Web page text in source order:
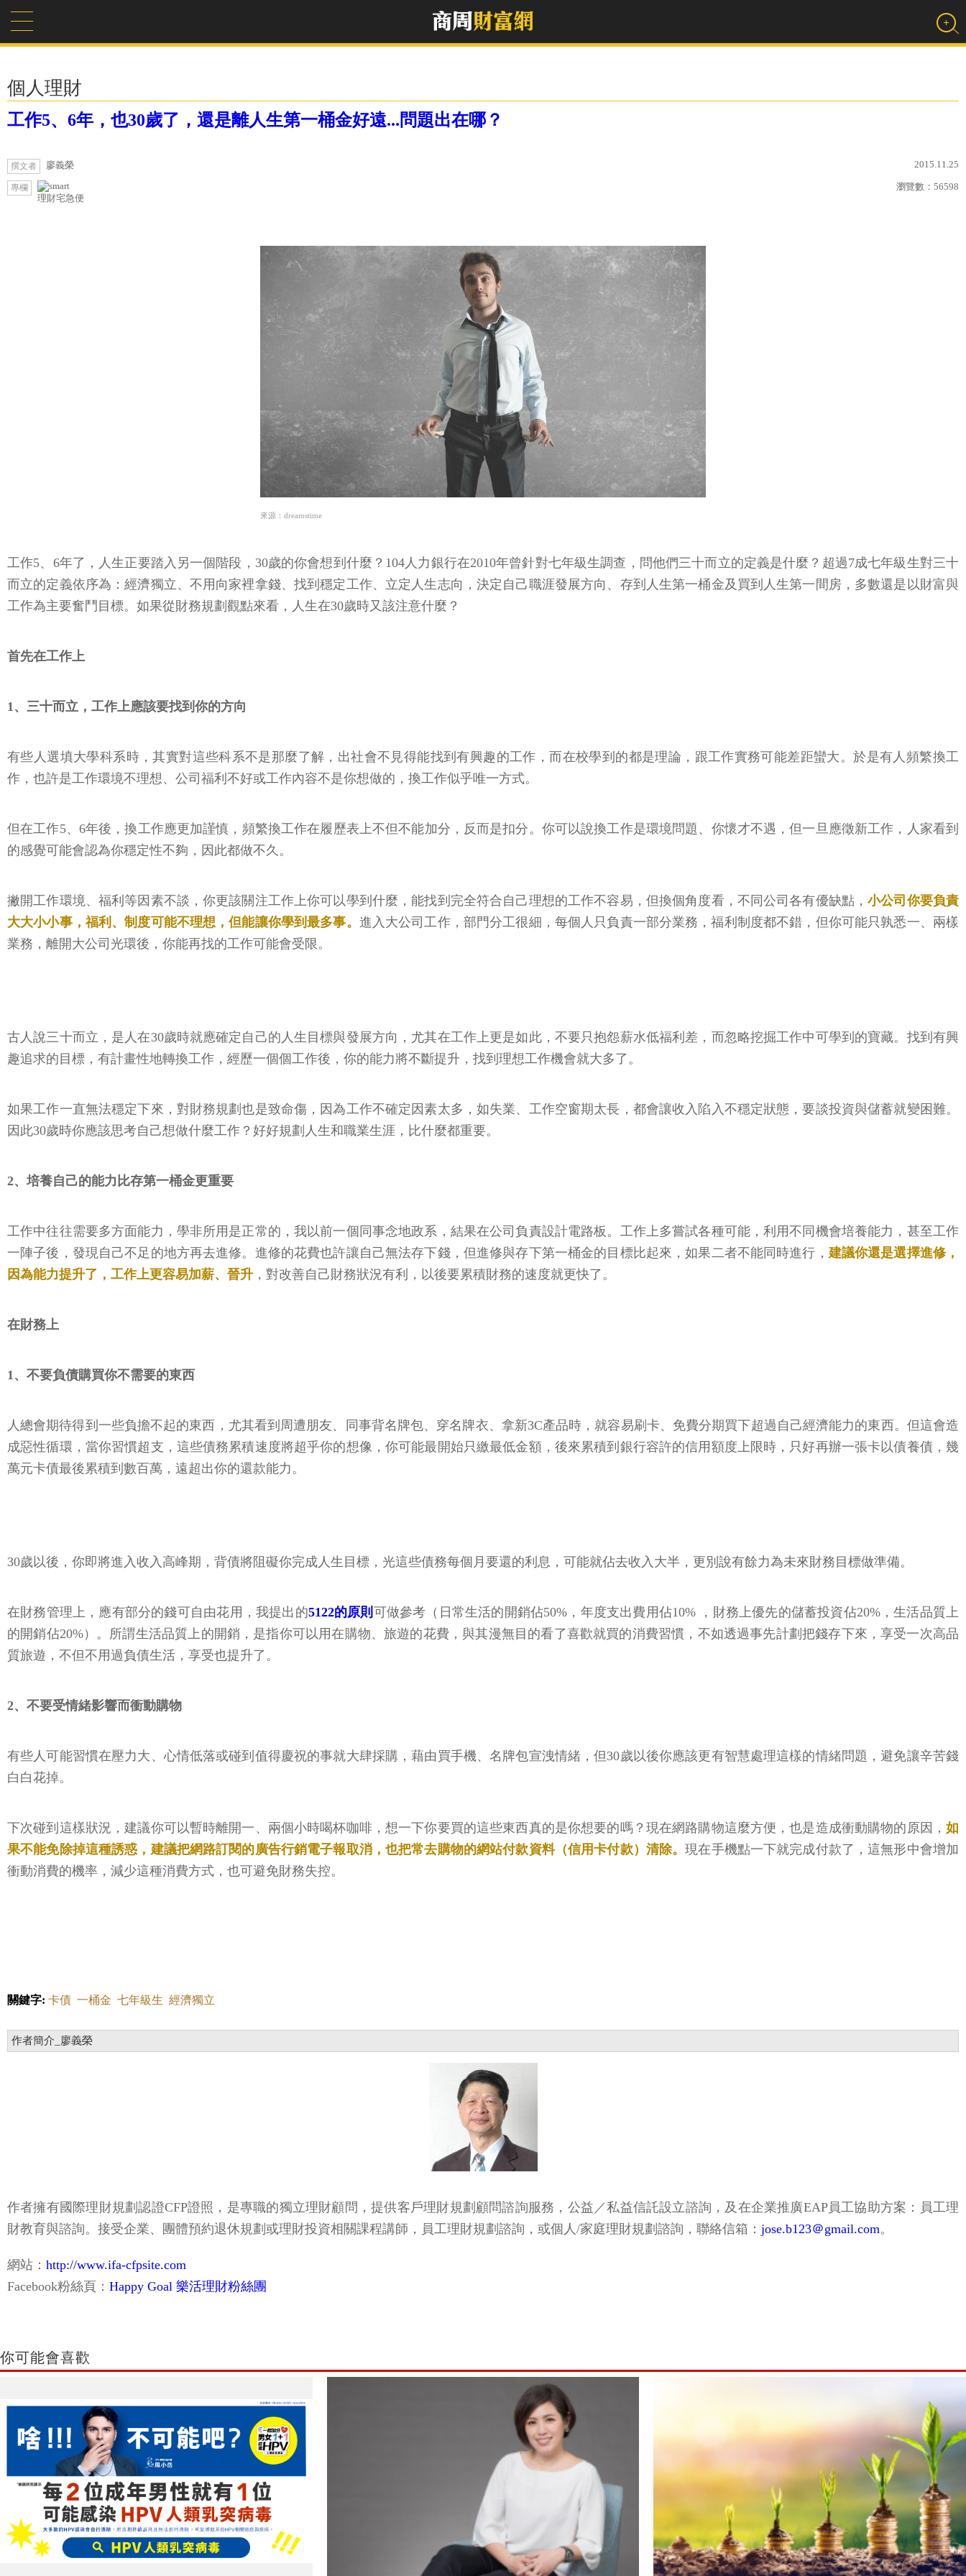
個人理財
工作5、6年，也30歲了，還是離人生第一桶金好遠...問題出在哪？
撰文者 廖義榮 2015.11.25
專欄
理財宅急便
瀏覽數： 56598
來源：dreamstime
工作5、6年了，人生正要踏入另一個階段，30歲的你會想到什麼？104人力銀行在2010年曾針對七年級生調查，問他們三十而立的定義是什麼？超過7成七年級生對三十
而立的定義依序為：經濟獨立、不用向家裡拿錢、找到穩定工作、立定人生志向，決定自己職涯發展方向、存到人生第一桶金及買到人生第一間房，多數還是以財富與
工作為主要奮鬥目標。如果從財務規劃觀點來看，人生在30歲時又該注意什麼？
首先在工作上
1、三十而立，工作上應該要找到你的方向
有些人選填大學科系時，其實對這些科系不是那麼了解，出社會不見得能找到有興趣的工作，而在校學到的都是理論，跟工作實務可能差距蠻大。於是有人頻繁換工
作，也許是工作環境不理想、公司福利不好或工作內容不是你想做的，換工作似乎唯一方式。
但在工作5、6年後，換工作應更加謹慎，頻繁換工作在履歷表上不但不能加分，反而是扣分。你可以說換工作是環境問題、你懷才不遇，但一旦應徵新工作，人家看到
的感覺可能會認為你穩定性不夠，因此都做不久。
撇開工作環境、福利等因素不談，你更該關注工作上你可以學到什麼，能找到完全符合自己理想的工作不容易，但換個角度看，不同公司各有優缺點，小公司你要負責
大大小小事，福利、制度可能不理想，但能讓你學到最多事。 進入大公司工作，部門分工很細，每個人只負責一部分業務，福利制度都不錯，但你可能只孰悉一、兩樣
業務，離開大公司光環後，你能再找的工作可能會受限。
古人說三十而立，是人在30歲時就應確定自己的人生目標與發展方向，尤其在工作上更是如此，不要只抱怨薪水低福利差，而忽略挖掘工作中可學到的寶藏。找到有興
趣追求的目標，有計畫性地轉換工作，經歷一個個工作後，你的能力將不斷提升，找到理想工作機會就大多了。
如果工作一直無法穩定下來，對財務規劃也是致命傷，因為工作不確定因素太多，如失業、工作空窗期太長，都會讓收入陷入不穩定狀態，要談投資與儲蓄就變困難。
因此30歲時你應該思考自己想做什麼工作？好好規劃人生和職業生涯，比什麼都重要。
2、培養自己的能力比存第一桶金更重要
工作中往往需要多方面能力，學非所用是正常的，我以前一個同事念地政系，結果在公司負責設計電路板。工作上多嘗試各種可能，利用不同機會培養能力，甚至工作
一陣子後，發現自己不足的地方再去進修。進修的花費也許讓自己無法存下錢，但進修與存下第一桶金的目標比起來，如果二者不能同時進行， 建議你還是選擇進修，
因為能力提升了，工作上更容易加薪、晉升 ，對改善自己財務狀況有利，以後要累積財務的速度就更快了。
在財務上
1、不要負債購買你不需要的東西
人總會期待得到一些負擔不起的東西，尤其看到周遭朋友、同事背名牌包、穿名牌衣、拿新3C產品時，就容易刷卡、免費分期買下超過自己經濟能力的東西。但這會造
成惡性循環，當你習慣超支，這些債務累積速度將超乎你的想像，你可能最開始只繳最低金額，後來累積到銀行容許的信用額度上限時，只好再辦一張卡以債養債，幾
萬元卡債最後累積到數百萬，遠超出你的還款能力。
30歲以後，你即將進入收入高峰期，背債將阻礙你完成人生目標，光這些債務每個月要還的利息，可能就佔去收入大半，更別說有餘力為未來財務目標做準備。
在財務管理上，應有部分的錢可自由花用，我提出的5122的原則 可做參考（日常生活的開銷佔50%，年度支出費用佔10% ，財務上優先的儲蓄投資佔20%，生活品質上
的開銷佔20%）。所謂生活品質上的開銷，是指你可以用在購物、旅遊的花費，與其漫無目的看了喜歡就買的消費習慣，不如透過事先計劃把錢存下來，享受一次高品
質旅遊，不但不用過負債生活，享受也提升了。
2、不要受情緒影響而衝動購物
有些人可能習慣在壓力大、心情低落或碰到值得慶祝的事就大肆採購，藉由買手機、名牌包宣洩情緒，但30歲以後你應該更有智慧處理這樣的情緒問題，避免讓辛苦錢
白白花掉。
下次碰到這樣狀況，建議你可以暫時離開一、兩個小時喝杯咖啡，想一下你要買的這些東西真的是你想要的嗎？現在網路購物這麼方便，也是造成衝動購物的原因， 如
果不能免除掉這種誘惑，建議把網路訂閱的廣告行銷電子報取消，也把常去購物的網站付款資料（信用卡付款）清除。現在手機點一下就完成付款了，這無形中會增加
衝動消費的機率，減少這種消費方式，也可避免財務失控。
關鍵字: 卡債 一桶金 七年級生 經濟獨立
作者簡介_廖義榮
作者擁有國際理財規劃認證CFP證照，是專職的獨立理財顧問，提供客戶理財規劃顧問諮詢服務，公益／私益信託設立諮詢，及在企業推廣EAP員工協助方案：員工理
財教育與諮詢。接受企業、團體預約退休規劃或理財投資相關課程講師，員工理財規劃諮詢，或個人/家庭理財規劃諮詢，聯絡信箱： jose.b123＠gmail.com。
網站： http://www.ifa-cfpsite.com
Facebook粉絲頁： Happy Goal 樂活理財粉絲團
你可能會喜歡